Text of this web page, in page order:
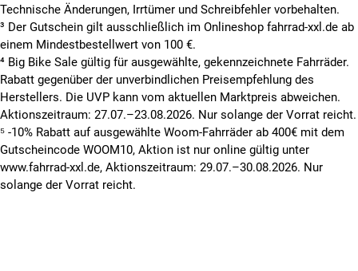
Technische Änderungen, Irrtümer und Schreibfehler vorbehalten.
³ Der Gutschein gilt ausschließlich im Onlineshop fahrrad-xxl.de ab
einem Mindestbestellwert von 100 €.
⁴ Big Bike Sale gültig für ausgewählte, gekennzeichnete Fahrräder.
Rabatt gegenüber der unverbindlichen Preisempfehlung des
Herstellers. Die UVP kann vom aktuellen Marktpreis abweichen.
Aktionszeitraum: 27.07.–23.08.2026. Nur solange der Vorrat reicht.
⁵ -10% Rabatt auf ausgewählte Woom-Fahrräder ab 400€ mit dem
Gutscheincode WOOM10, Aktion ist nur online gültig unter
www.fahrrad-xxl.de, Aktionszeitraum: 29.07.–30.08.2026. Nur
solange der Vorrat reicht.